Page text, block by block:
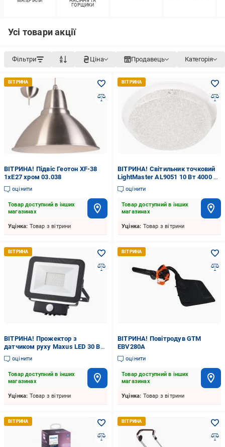
ГОРЩИКИ
Усі товари акції
Фільтри Ціна Продавець Категорія
ВІТРИНА! Підвіс Геотон XF-38
1xE27 хром 03.038
оцінити
Товар доступний в інших
магазинах
Уцінка: Товар з вітрини
ВІТРИНА! Світильник точковий
LightMaster AL9051 10 Вт 4000 К
білий
оцінити
Товар доступний в інших
магазинах
Уцінка: Товар з вітрини
ВІТРИНА! Прожектор з
датчиком руху Maxus LED 30 Вт
IP65 чорний 1-MFL-01-3050s
оцінити
Товар доступний в інших
магазинах
Уцінка: Товар з вітрини
ВІТРИНА! Повітродув GTM
EBV280A
оцінити
Товар доступний в інших
магазинах
Уцінка: Товар з вітрини